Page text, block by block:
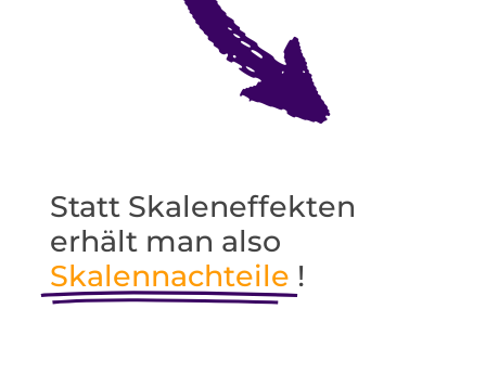
Statt Skaleneffekten
erhält man also
Skalennachteile !